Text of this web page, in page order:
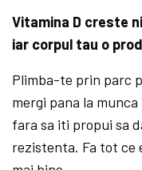
Vitamina D creste
iar corpul tau o
Plimba-te prin parc
mergi pana la
fara sa iti propui sa
rezistenta. Fa tot ce